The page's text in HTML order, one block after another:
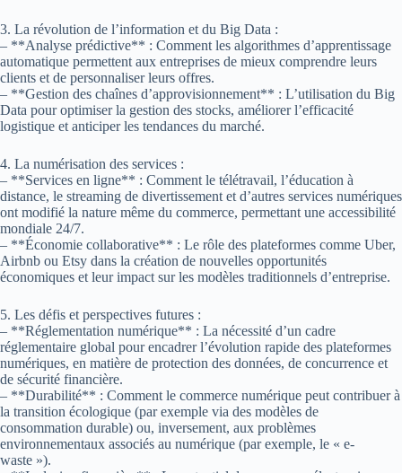
3. La révolution de l’information et du Big Data :
– **Analyse prédictive** : Comment les algorithmes d’apprentissage
automatique permettent aux entreprises de mieux comprendre leurs
clients et de personnaliser leurs offres.
– **Gestion des chaînes d’approvisionnement** : L’utilisation du Big
Data pour optimiser la gestion des stocks, améliorer l’efficacité
logistique et anticiper les tendances du marché.
4. La numérisation des services :
– **Services en ligne** : Comment le télétravail, l’éducation à
distance, le streaming de divertissement et d’autres services numériques
ont modifié la nature même du commerce, permettant une accessibilité
mondiale 24/7.
– **Économie collaborative** : Le rôle des plateformes comme Uber,
Airbnb ou Etsy dans la création de nouvelles opportunités
économiques et leur impact sur les modèles traditionnels d’entreprise.
5. Les défis et perspectives futures :
– **Réglementation numérique** : La nécessité d’un cadre
réglementaire global pour encadrer l’évolution rapide des plateformes
numériques, en matière de protection des données, de concurrence et
de sécurité financière.
– **Durabilité** : Comment le commerce numérique peut contribuer à
la transition écologique (par exemple via des modèles de
consommation durable) ou, inversement, aux problèmes
environnementaux associés au numérique (par exemple, le « e-
waste »).